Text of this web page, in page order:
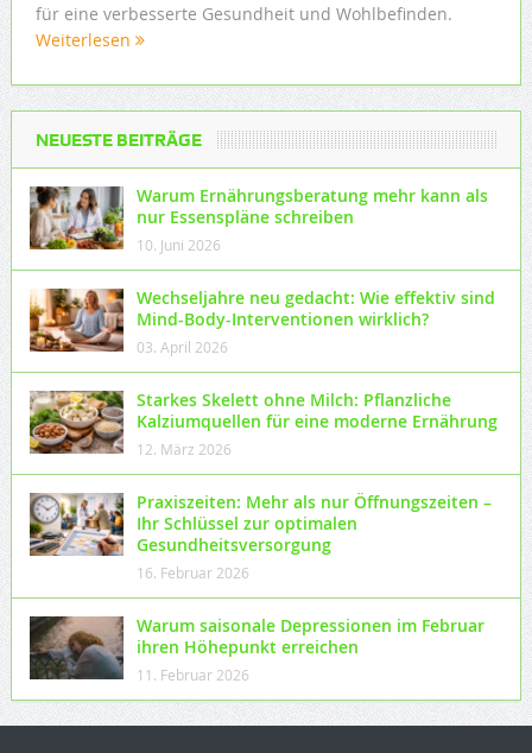
für eine verbesserte Gesundheit und Wohlbefinden.
Weiterlesen
NEUESTE BEITRÄGE
Warum Ernährungsberatung mehr kann als
nur Essenspläne schreiben
10. Juni 2026
Wechseljahre neu gedacht: Wie effektiv sind
Mind-Body-Interventionen wirklich?
03. April 2026
Starkes Skelett ohne Milch: Pflanzliche
Kalziumquellen für eine moderne Ernährung
12. März 2026
Praxiszeiten: Mehr als nur Öffnungszeiten –
Ihr Schlüssel zur optimalen
Gesundheitsversorgung
16. Februar 2026
Warum saisonale Depressionen im Februar
ihren Höhepunkt erreichen
11. Februar 2026